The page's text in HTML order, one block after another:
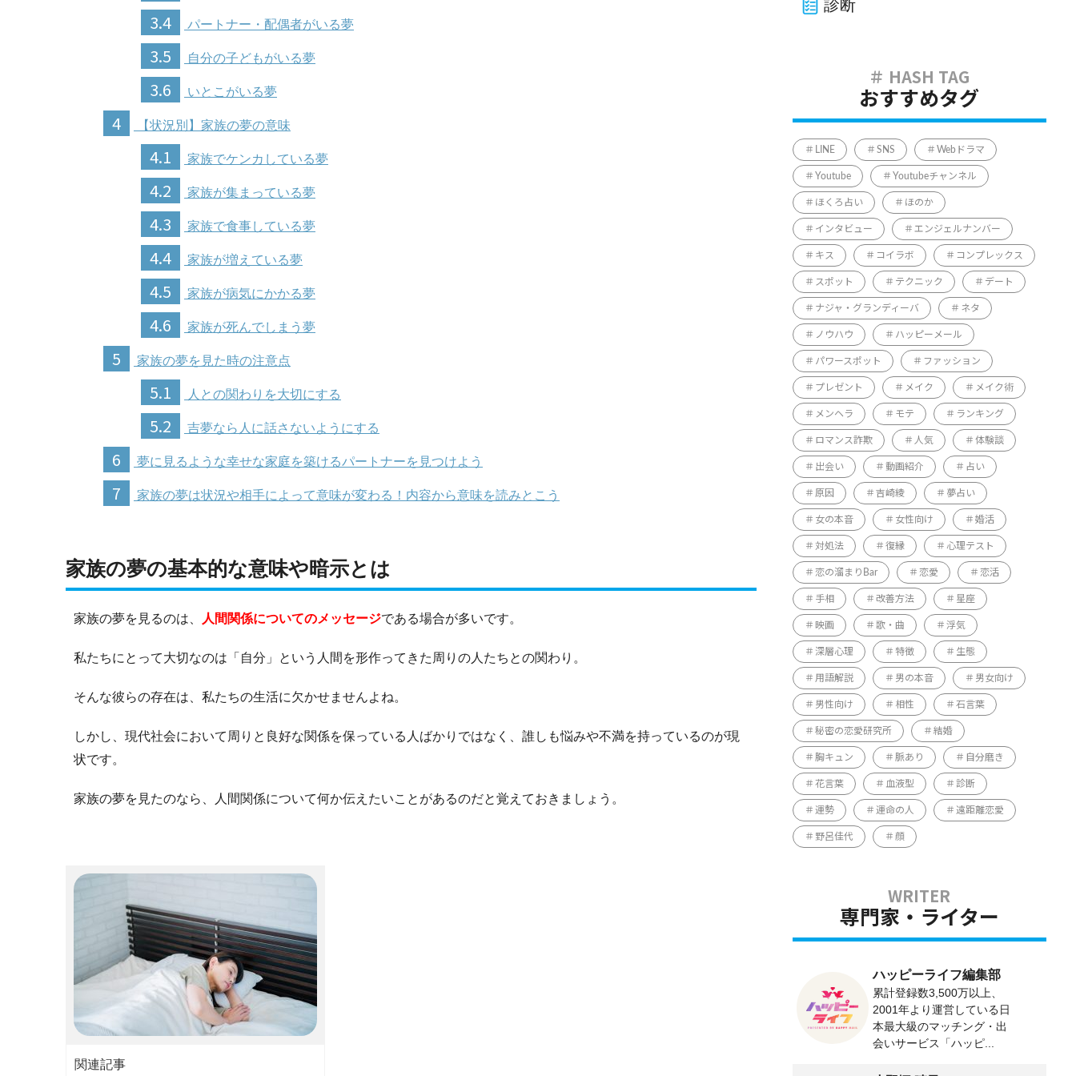
3.4 パートナー・配偶者がいる夢
3.5 自分の子どもがいる夢
3.6 いとこがいる夢
4 【状況別】家族の夢の意味
4.1 家族でケンカしている夢
4.2 家族が集まっている夢
4.3 家族で食事している夢
4.4 家族が増えている夢
4.5 家族が病気にかかる夢
4.6 家族が死んでしまう夢
5 家族の夢を見た時の注意点
5.1 人との関わりを大切にする
5.2 吉夢なら人に話さないようにする
6 夢に見るような幸せな家庭を築けるパートナーを見つけよう
7 家族の夢は状況や相手によって意味が変わる！内容から意味を読みとこう
家族の夢の基本的な意味や暗示とは
家族の夢を見るのは、 人間関係についてのメッセージである場合が多いです。
私たちにとって大切なのは「自分」という人間を形作ってきた周りの人たちとの関わり。
そんな彼らの存在は、私たちの生活に欠かせませんよね。
しかし、現代社会において周りと良好な関係を保っている人ばかりではなく、誰しも悩みや不満を持っているのが現
状です。
家族の夢を見たのなら、人間関係について何か伝えたいことがあるのだと覚えておきましょう。
関連記事
診断
おすすめタグ
LINE SNS Webドラマ
Youtube Youtubeチャンネル
ほくろ占い ほのか
インタビュー エンジェルナンバー
キス コイラボ コンプレックス
スポット テクニック デート
ナジャ・グランディーバ ネタ
ノウハウ ハッピーメール
パワースポット ファッション
プレゼント メイク メイク術
メンヘラ モテ ランキング
ロマンス詐欺 人気 体験談
出会い 動画紹介 占い
原因 吉崎綾 夢占い
女の本音 女性向け 婚活
対処法 復縁 心理テスト
恋の溜まりBar 恋愛 恋活
手相 改善方法 星座
映画 歌・曲 浮気
深層心理 特徴 生態
用語解説 男の本音 男女向け
男性向け 相性 石言葉
秘密の恋愛研究所 結婚
胸キュン 脈あり 自分磨き
花言葉 血液型 診断
運勢 運命の人 遠距離恋愛
野呂佳代 顔
専門家・ライター
ハッピーライフ編集部
累計登録数3,500万以上、
2001年より運営している日
本最大級のマッチング・出
会いサービス「ハッピ...